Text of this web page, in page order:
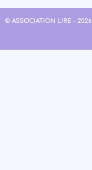
© ASSOCIATION LIRE - 2026